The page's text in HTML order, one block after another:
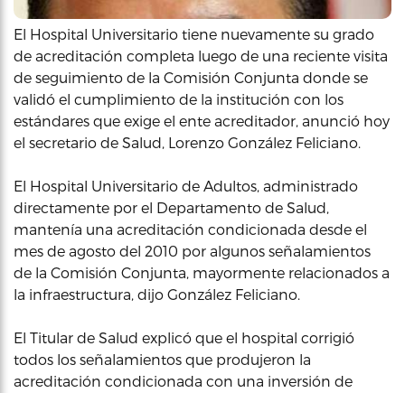
El Hospital Universitario tiene nuevamente su grado
de acreditación completa luego de una reciente visita
de seguimiento de la Comisión Conjunta donde se
validó el cumplimiento de la institución con los
estándares que exige el ente acreditador, anunció hoy
el secretario de Salud, Lorenzo González Feliciano.
El Hospital Universitario de Adultos, administrado
directamente por el Departamento de Salud,
mantenía una acreditación condicionada desde el
mes de agosto del 2010 por algunos señalamientos
de la Comisión Conjunta, mayormente relacionados a
la infraestructura, dijo González Feliciano.
El Titular de Salud explicó que el hospital corrigió
todos los señalamientos que produjeron la
acreditación condicionada con una inversión de